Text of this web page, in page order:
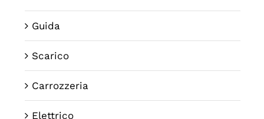
Guida
Scarico
Carrozzeria
Elettrico